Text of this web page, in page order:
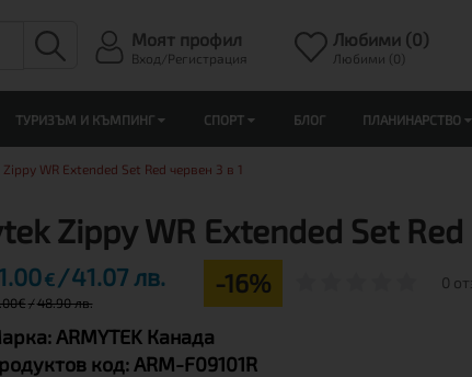
Моят профил
Вход/Регистрация
Любими (0)
Любими (0)
ТУРИЗЪМ И КЪМПИНГ СПОРТ БЛОГ ПЛАНИНАРСТВО
WR Extended Set Red червен 3 в 1
Zippy WR Extended Set Red
€ 41.07 лв.
€ 48.90 лв.
-16% 0
ARMYTEK Канада
код: ARM-F09101R